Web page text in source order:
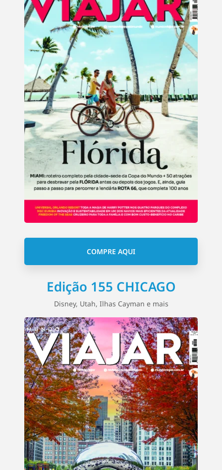
COMPRE AQUI
Edição 155 CHICAGO
Disney, Utah, Ilhas Cayman e mais